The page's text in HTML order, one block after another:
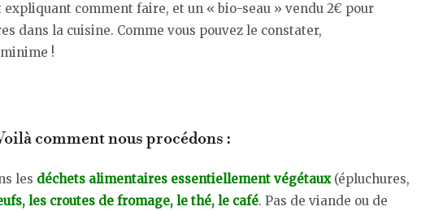
comment faire, et un « bio-seau » vendu 2€ pour
dans la cuisine. Comme vous pouvez le constater,
!
comment nous procédons :
les déchets alimentaires essentiellement végétaux(épluchures,
les croutes de fromage, le thé, le café. Pas de viande ou de